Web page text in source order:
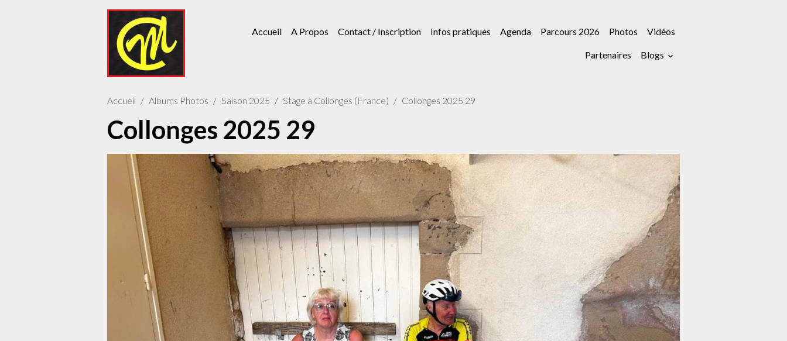
Accueil A Propos Contact / Inscription Infos pratiques Agenda Parcours 2026 Photos Vidéos
Partenaires Blogs
Accueil Albums Photos Saison 2025 Stage à Collonges (France) Collonges 2025 29
Collonges 2025 29